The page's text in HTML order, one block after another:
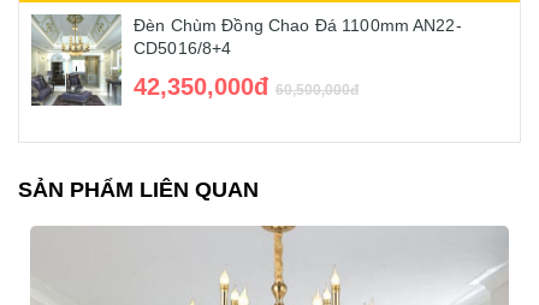
Đèn Chùm Đồng Chao Đá 1100mm AN22-
CD5016/8+4
42,350,000đ 60,500,000đ
SẢN PHẨM LIÊN QUAN